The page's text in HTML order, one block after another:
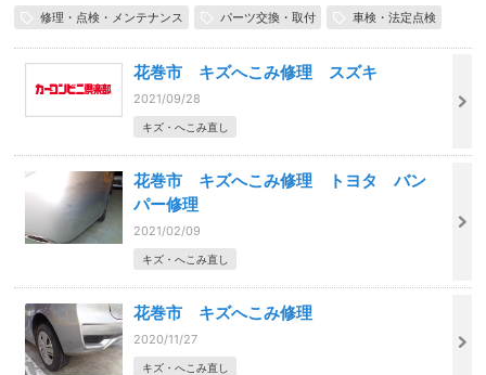
修理・点検・メンテナンス パーツ交換・取付 車検・法定点検
花巻市 キズへこみ修理 スズキ
2021/09/28
キズ・へこみ直し
花巻市 キズへこみ修理 トヨタ バン
パー修理
2021/02/09
キズ・へこみ直し
花巻市 キズへこみ修理
2020/11/27
キズ・へこみ直し